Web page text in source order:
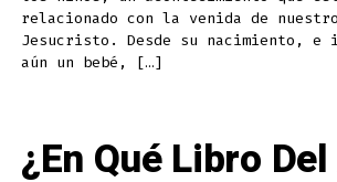
y
relacionado con la venida de
Jesucristo. Desde su nacimiento, e
aún un bebé, […]
¿En Qué Libro